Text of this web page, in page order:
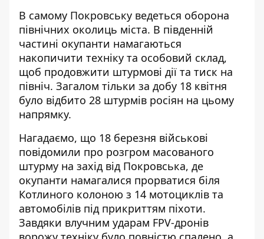
В самому Покровську ведеться оборона
північних околиць міста. В південній
частині окупанти намагаються
накопичити техніку та особовий склад,
щоб продовжити штурмові дії та тиск на
північ. Загалом тільки за добу 18 квітня
було відбито 28 штурмів росіян на цьому
напрямку.
Нагадаємо, що 18 березня військові
повідомили про розгром масованого
штурму на захід від Покровська, де
окупанти намагалися прорватися біля
Котлиного колоною з 14 мотоциклів та
автомобілів під прикриттям піхоти.
Завдяки влучним ударам FPV-дронів